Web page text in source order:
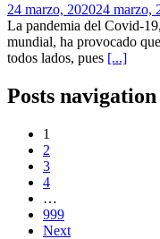
24 marzo, 202024 marzo,
La pandemia del Covid-
mundial, ha provocado
todos lados, pues [...]
Posts navigation
1
2
3
4
…
999
Next